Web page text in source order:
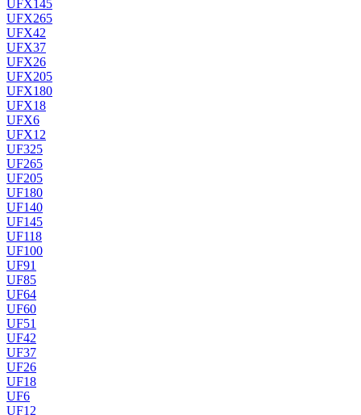
UFX145
UFX265
UFX42
UFX37
UFX26
UFX205
UFX180
UFX18
UFX6
UFX12
UF325
UF265
UF205
UF180
UF140
UF145
UF118
UF100
UF91
UF85
UF64
UF60
UF51
UF42
UF37
UF26
UF18
UF6
UF12